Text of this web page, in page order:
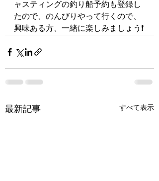
ャスティングの釣り船予約も登録し
たので、のんびりやって行くので、
興味ある方、一緒に楽しみましょう❗️
最新記事 すべて表示